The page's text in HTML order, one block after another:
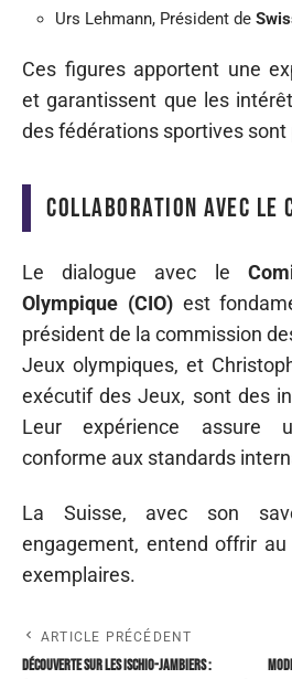
Urs Lehmann, Président de
Ces figures apportent une
et garantissent que les
des fédérations sportives sont
Collaboration avec le
Le dialogue avec le
Olympique (CIO)est
président de la commission
Jeux olympiques, et
exécutif des Jeux, sont des
Leur expérience assure
conforme aux standards
La Suisse, avec son
engagement, entend offrir
exemplaires.
ARTICLE PRÉCÉDENT
Découverte sur les ischio-jambiers :